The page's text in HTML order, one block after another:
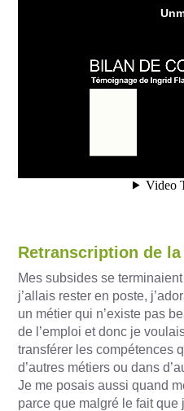
Retranscription de
Mes subsides se
j’allais rester en poste,
un métier qui n’existe pas
de l’emploi et donc je
transférer les compétences
d’autres métiers ou dans
Je me posais aussi quand
parce que malgré le fait que